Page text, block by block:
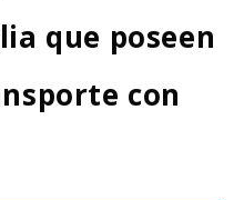
que poseen
con